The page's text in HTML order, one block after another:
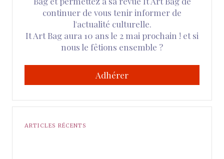
continuer de vous tenir informer de
l'actualité culturelle.
It Art Bag aura 10 ans le 2 mai prochain ! et si
nous le fêtions ensemble ?
Adhérer
ARTICLES RÉCENTS